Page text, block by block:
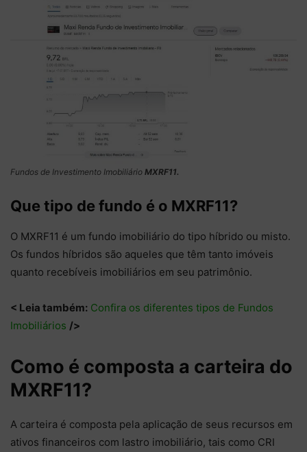
Fundos de Investimento Imobiliário MXRF11.
Que tipo de fundo é o MXRF11?
O MXRF11 é um fundo imobiliário do tipo híbrido ou misto.
Os fundos híbridos são aqueles que têm tanto imóveis
quanto recebíveis imobiliários em seu patrimônio.
< Leia também: Confira os diferentes tipos de Fundos
Imobiliários />
Como é composta a carteira do
MXRF11?
A carteira é composta pela aplicação de seus recursos em
ativos financeiros com lastro imobiliário, tais como CRI